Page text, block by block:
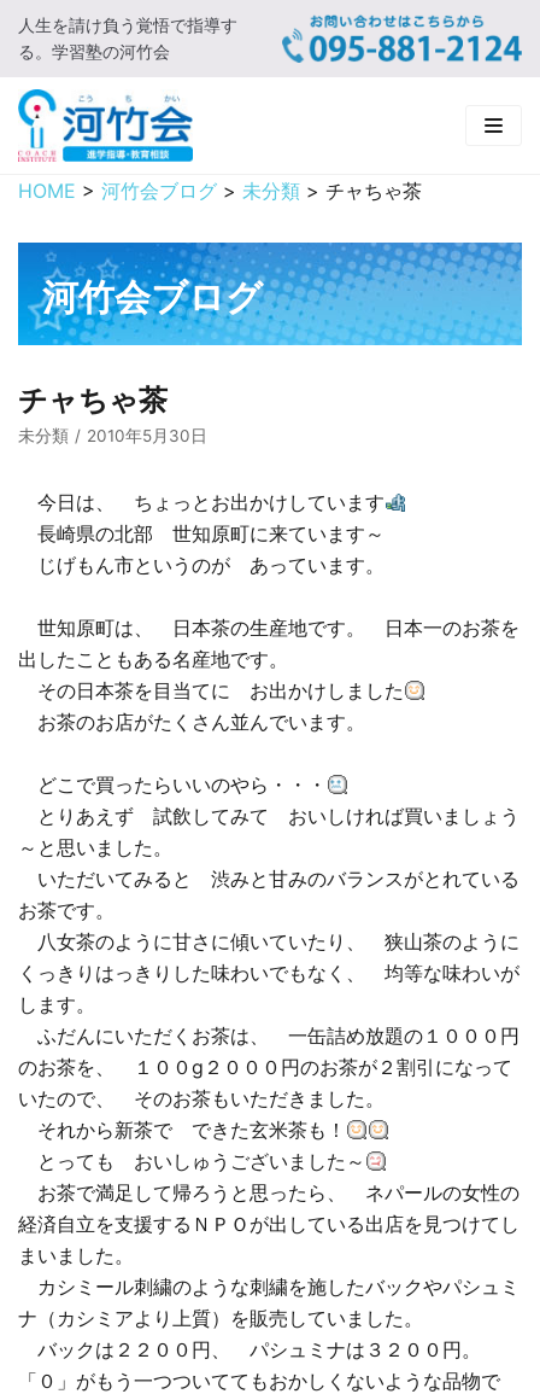
コ
ン
テ
ン
ツ
に
キ
プ
人生を請け負う覚悟で指導す
る。学習塾の河竹会
HOME
新着情報
□ お知らせ
河竹会について
□ 河竹会について
□ よくあるご質問
□ 小学部
□ 高校部
実 績
□ 2019年合格体験記
HOME > 河竹会ブログ > 未分類 > チャちゃ茶
河竹会ブログ
チャちゃ茶
未分類 2010年5月30日
今日は、 ちょっとお出かけしています
長崎県の北部 世知原町に来ています～
じげもん市というのが あっています。
世知原町は、 日本茶の生産地です。 日本一のお茶を
出したこともある名産地です。
その日本茶を目当てに お出かけしました
お茶のお店がたくさん並んでいます。
どこで買ったらいいのやら・・・
とりあえず 試飲してみて おいしければ買いましょう
～と思いました。
いただいてみると 渋みと甘みのバランスがとれている
お茶です。
八女茶のように甘さに傾いていたり、 狭山茶のように
くっきりはっきりした味わいでもなく、 均等な味わいが
します。
ふだんにいただくお茶は、 一缶詰め放題の１０００円
のお茶を、 １００g２０００円のお茶が２割引になって
いたので、 そのお茶もいただきました。
それから新茶で できた玄米茶も！
とっても おいしゅうございました～
お茶で満足して帰ろうと思ったら、 ネパールの女性の
経済自立を支援するＮＰＯが出している出店を見つけてし
まいました。
カシミール刺繍のような刺繍を施したバックやパシュミ
ナ（カシミアより上質）を販売していました。
バックは２２００円、 パシュミナは３２００円。
「０」がもう一つついててもおかしくないような品物で